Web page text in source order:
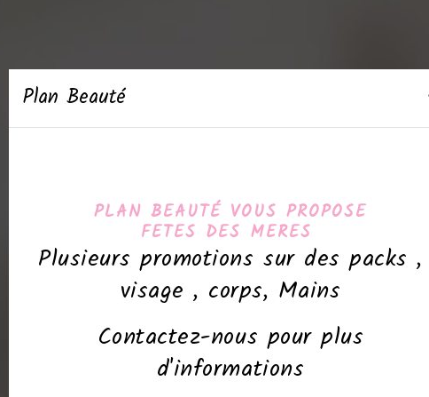
Plan Beauté
PLAN BEAUTÉ VOUS PROPOSE
FETES DES MERES
Plusieurs promotions sur des packs ,
visage , corps, Mains
Contactez-nous pour plus
d'informations